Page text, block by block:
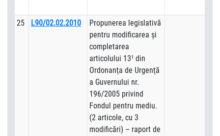
25 L90/02.02.2010
Propunerea legislativă
pentru modificarea şi
completarea
articolului 13¹ din
Ordonanţa de Urgenţă
a Guvernului nr.
196/2005 privind
Fondul pentru mediu.
(2 articole, cu 3
modificări) – raport de